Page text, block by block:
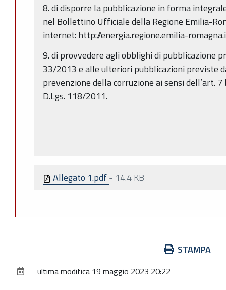
8. di disporre la pubblicazione in forma
nel Bollettino Ufficiale della Regione Emilia-
internet: http://energia.regione.emilia-
9. di provvedere agli obblighi di pubblicazione
33/2013 e alle ulteriori pubblicazioni previste
prevenzione della corruzione ai sensi dell’art.
D.Lgs. 118/2011.
Allegato 1.pdf- 14.4 KB
documento
STAMPA
ultima modifica 19 maggio 2023 20:22